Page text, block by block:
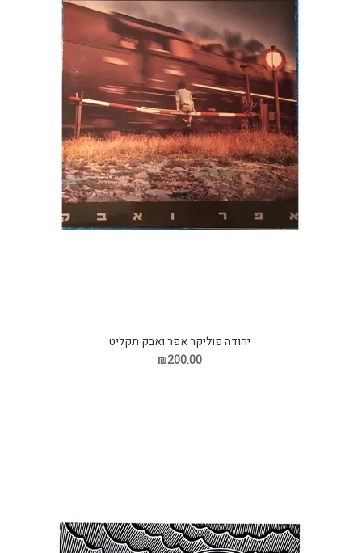
יהודה פוליקר אפר ואבק תקליט
₪200.00